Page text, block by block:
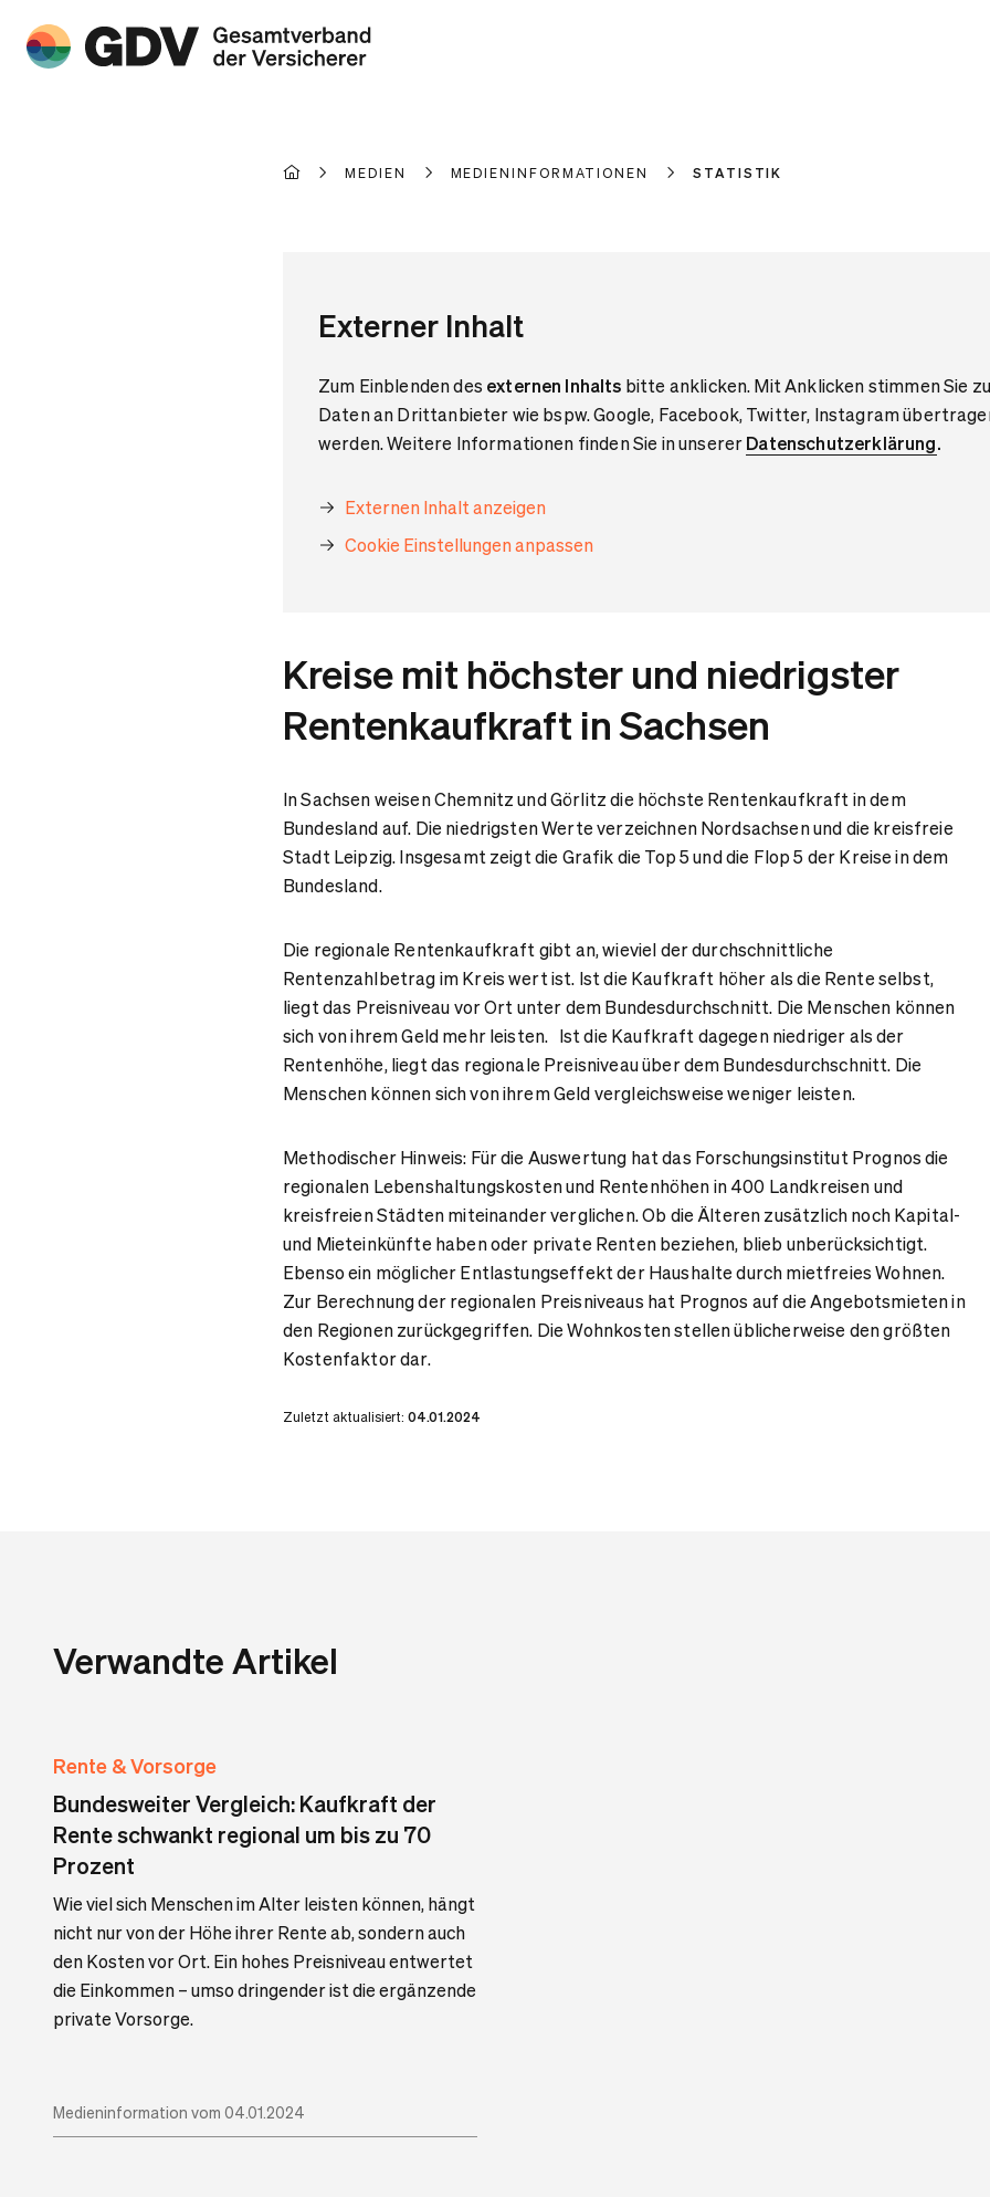
MEDIEN MEDIENINFORMATIONEN STATISTIK
Externer Inhalt
Zum Einblenden des externen Inhalts bitte anklicken. Mit Anklicken stimmen Sie
Daten an Drittanbieter wie bspw. Google, Facebook, Twitter, Instagram
werden. Weitere Informationen finden Sie in unsererDatenschutzerklärung.
Externen Inhalt anzeigen
Cookie Einstellungen anpassen
Kreise mit höchster und niedrigster
Rentenkaufkraft in Sachsen
In Sachsen weisen Chemnitz und Görlitz die höchste Rentenkaufkraft in dem
Bundesland auf. Die niedrigsten Werte verzeichnen Nordsachsen und die kreisfreie
Stadt Leipzig. Insgesamt zeigt die Grafik die Top 5 und die Flop 5 der Kreise in dem
Bundesland.
Die regionale Rentenkaufkraft gibt an, wieviel der durchschnittliche
Rentenzahlbetrag im Kreis wert ist. Ist die Kaufkraft höher als die Rente selbst,
liegt das Preisniveau vor Ort unter dem Bundesdurchschnitt. Die Menschen können
sich von ihrem Geld mehr leisten. Ist die Kaufkraft dagegen niedriger als der
Rentenhöhe, liegt das regionale Preisniveau über dem Bundesdurchschnitt. Die
Menschen können sich von ihrem Geld vergleichsweise weniger leisten.
Methodischer Hinweis: Für die Auswertung hat das Forschungsinstitut Prognos die
regionalen Lebenshaltungskosten und Rentenhöhen in 400 Landkreisen und
kreisfreien Städten miteinander verglichen. Ob die Älteren zusätzlich noch Kapital-
und Mieteinkünfte haben oder private Renten beziehen, blieb unberücksichtigt.
Ebenso ein möglicher Entlastungseffekt der Haushalte durch mietfreies Wohnen.
Zur Berechnung der regionalen Preisniveaus hat Prognos auf die Angebotsmieten in
den Regionen zurückgegriffen. Die Wohnkosten stellen üblicherweise den größten
Kostenfaktor dar.
Zuletzt aktualisiert: 04.01.2024
Verwandte Artikel
Rente & Vorsorge
Bundesweiter Vergleich: Kaufkraft der
Rente schwankt regional um bis zu 70
Prozent
Wie viel sich Menschen im Alter leisten können, hängt
nicht nur von der Höhe ihrer Rente ab, sondern auch
den Kosten vor Ort. Ein hohes Preisniveau entwertet
die Einkommen – umso dringender ist die ergänzende
private Vorsorge.
Medieninformation vom 04.01.2024